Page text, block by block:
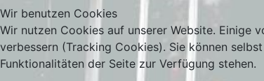
Wir benutzen Cookies
Wir nutzen Cookies auf unserer Website. Einige
verbessern (Tracking Cookies). Sie können
Funktionalitäten der Seite zur Verfügung stehen.